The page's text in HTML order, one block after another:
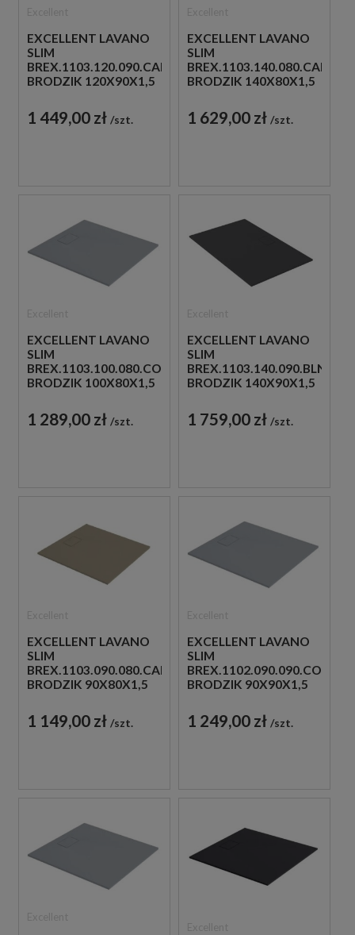
EXCELLENT LAVANO
SLIM
BREX.1103.120.090.CAN
BRODZIK 120X90X1,5
1 449,00 zł szt.
EXCELLENT LAVANO
SLIM
BREX.1103.140.080.CAN
BRODZIK 140X80X1,5
1 629,00 zł szt.
EXCELLENT LAVANO
SLIM
BREX.1103.100.080.CON
BRODZIK 100X80X1,5
1 289,00 zł szt.
EXCELLENT LAVANO
SLIM
BREX.1103.140.090.BLN
BRODZIK 140X90X1,5
1 759,00 zł szt.
EXCELLENT LAVANO
SLIM
BREX.1103.090.080.CAN
BRODZIK 90X80X1,5
1 149,00 zł szt.
EXCELLENT LAVANO
SLIM
BREX.1102.090.090.CON
BRODZIK 90X90X1,5
1 249,00 zł szt.